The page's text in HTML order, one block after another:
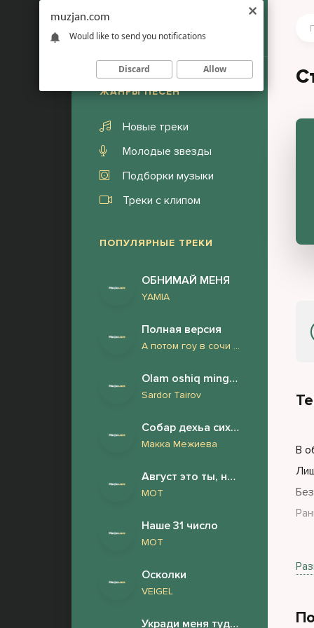
ЖАНРЫ ПЕСЕН
Новые треки
Молодые звезды
Подборки музыки
Треки с клипом
ПОПУЛЯРНЫЕ ТРЕКИ
ОБНИМАЙ МЕНЯ
YAMIA
Полная версия
А потом гоу в сочи море пляж
Olam oshiq mingta dilbar
Sardor Tairov
Собар дехьа сих ма ло (Хьа дуьхьа)
Макка Межиева
Август это ты, ну жёстко слово печаль теперь мне стало тёзкой
МОТ
Наше 31 число
МОТ
Осколки
VEIGEL
Укради меня туда где выше горы
В
muzjan.com
Would like to send you notifications
Discard Allow